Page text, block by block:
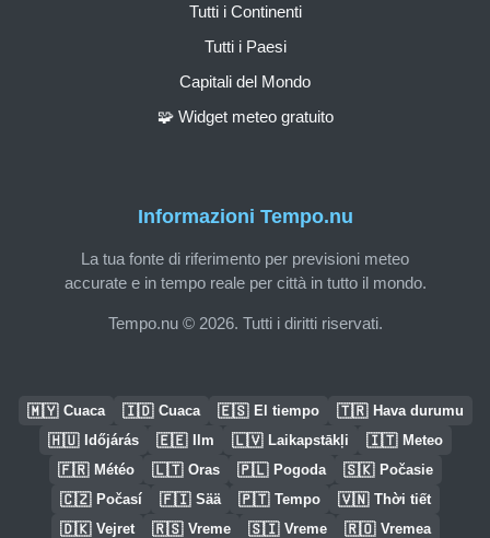
Informazioni Tempo.nu
La tua fonte di riferimento per previsioni meteo
accurate e in tempo reale per città in tutto il mondo.
Tempo.nu © 2026. Tutti i diritti riservati.
Tutti i Continenti
Tutti i Paesi
Capitali del Mondo
🧩 Widget meteo gratuito
🇲🇾 Cuaca 🇮🇩 Cuaca 🇪🇸 El tiempo 🇹🇷 Hava durumu
🇭🇺 Időjárás 🇪🇪 Ilm 🇱🇻 Laikapstākļi 🇮🇹 Meteo
🇫🇷 Météo 🇱🇹 Oras 🇵🇱 Pogoda 🇸🇰 Počasie
🇨🇿 Počasí 🇫🇮 Sää 🇵🇹 Tempo 🇻🇳 Thời tiết
🇩🇰 Vejret 🇷🇸 Vreme 🇸🇮 Vreme 🇷🇴 Vremea